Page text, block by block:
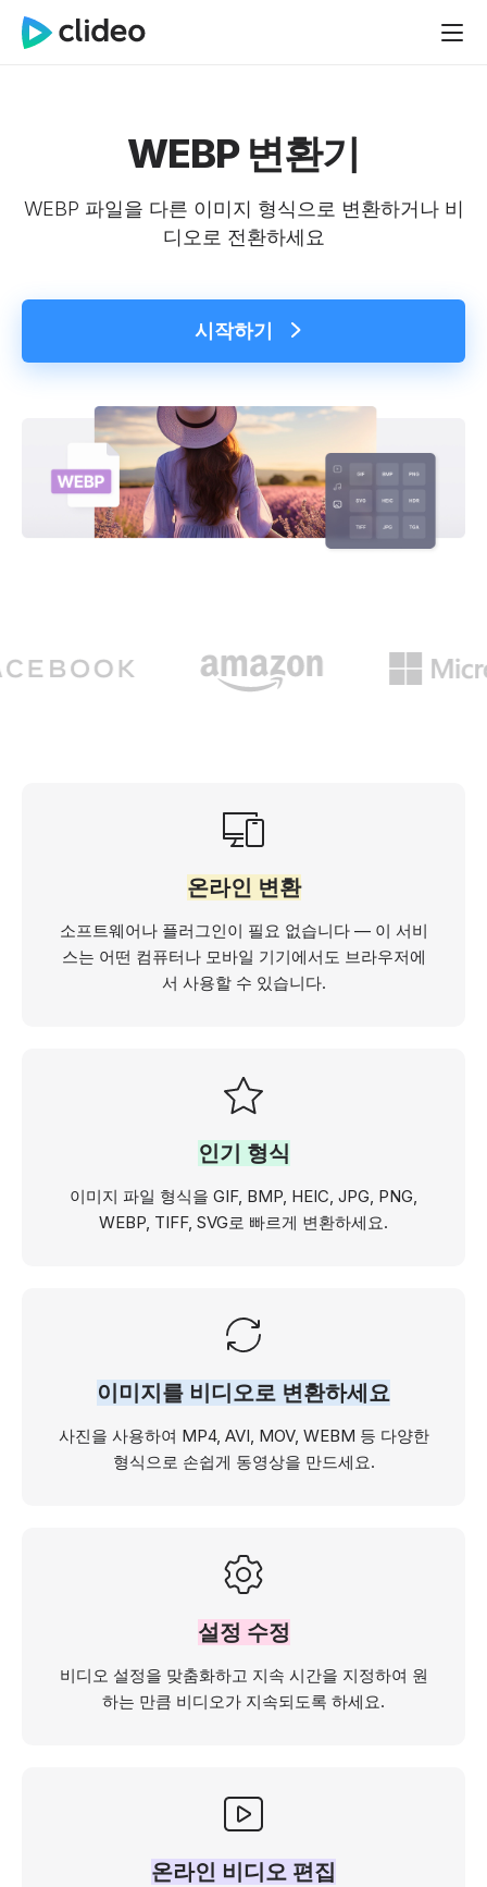
WEBP 변환기
WEBP 파일을 다른 이미지 형식으로 변환하거나 비
디오로 전환하세요
시작하기
온라인 변환
소프트웨어나 플러그인이 필요 없습니다 — 이 서비
스는 어떤 컴퓨터나 모바일 기기에서도 브라우저에
서 사용할 수 있습니다.
인기 형식
이미지 파일 형식을 GIF, BMP, HEIC, JPG, PNG,
WEBP, TIFF, SVG로 빠르게 변환하세요.
이미지를 비디오로 변환하세요
사진을 사용하여 MP4, AVI, MOV, WEBM 등 다양한
형식으로 손쉽게 동영상을 만드세요.
설정 수정
비디오 설정을 맞춤화하고 지속 시간을 지정하여 원
하는 만큼 비디오가 지속되도록 하세요.
온라인 비디오 편집